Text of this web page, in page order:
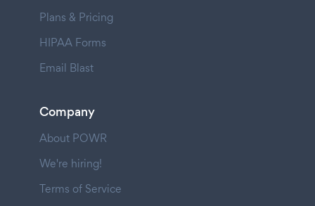
Plans & Pricing
HIPAA Forms
Email Blast
Company
About POWR
We're hiring!
Terms of Service